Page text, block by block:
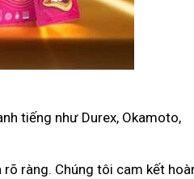
tiếng như Durex, Okamoto,
ràng. Chúng tôi cam kết